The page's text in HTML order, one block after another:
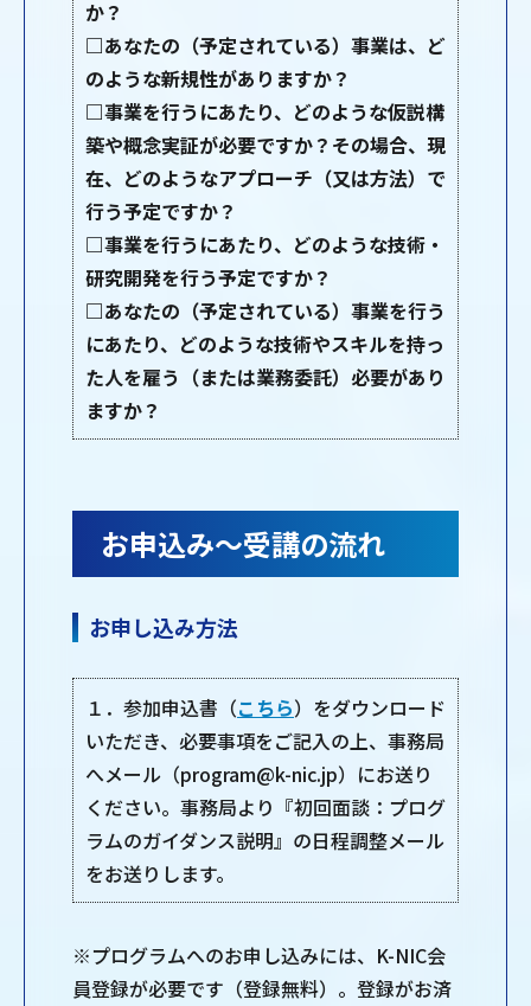
か？
□あなたの（予定されている）事業は、ど
のような新規性がありますか？
□事業を行うにあたり、どのような仮説構
築や概念実証が必要ですか？その場合、現
在、どのようなアプローチ（又は方法）で
行う予定ですか？
□事業を行うにあたり、どのような技術・
研究開発を行う予定ですか？
□あなたの（予定されている）事業を行う
にあたり、どのような技術やスキルを持っ
た人を雇う（または業務委託）必要があり
ますか？
お申込み～受講の流れ
お申し込み方法
１．参加申込書（こちら）をダウンロード
いただき、必要事項をご記入の上、事務局
へメール（program@k-nic.jp）にお送り
ください。事務局より『初回面談：プログ
ラムのガイダンス説明』の日程調整メール
をお送りします。
※プログラムへのお申し込みには、K-NIC会
員登録が必要です（登録無料）。登録がお済